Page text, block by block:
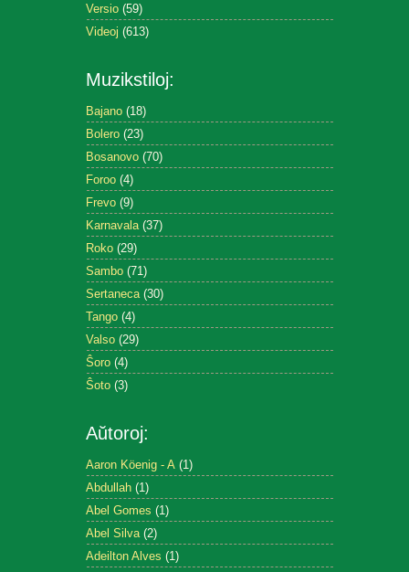
Versio (59)
Videoj (613)
Muzikstiloj:
Bajano (18)
Bolero (23)
Bosanovo (70)
Foroo (4)
Frevo (9)
Karnavala (37)
Roko (29)
Sambo (71)
Sertaneca (30)
Tango (4)
Valso (29)
Ŝoro (4)
Ŝoto (3)
Aŭtoroj:
Aaron Köenig - A (1)
Abdullah (1)
Abel Gomes (1)
Abel Silva (2)
Adeilton Alves (1)